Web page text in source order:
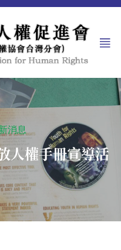
消息
人權手冊宣導活